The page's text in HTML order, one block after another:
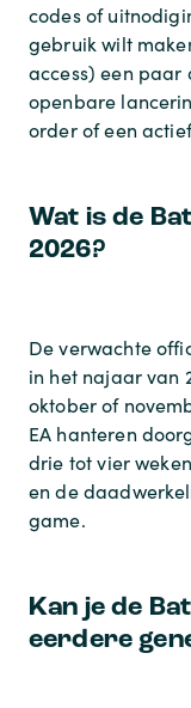
codes of
gebruik wilt
access) een
openbare
order of een
Wat is de
2026?
De verwachte
in het najaar van
oktober of
EA hanteren
drie tot vier
en de
game.
Kan je de
eerdere